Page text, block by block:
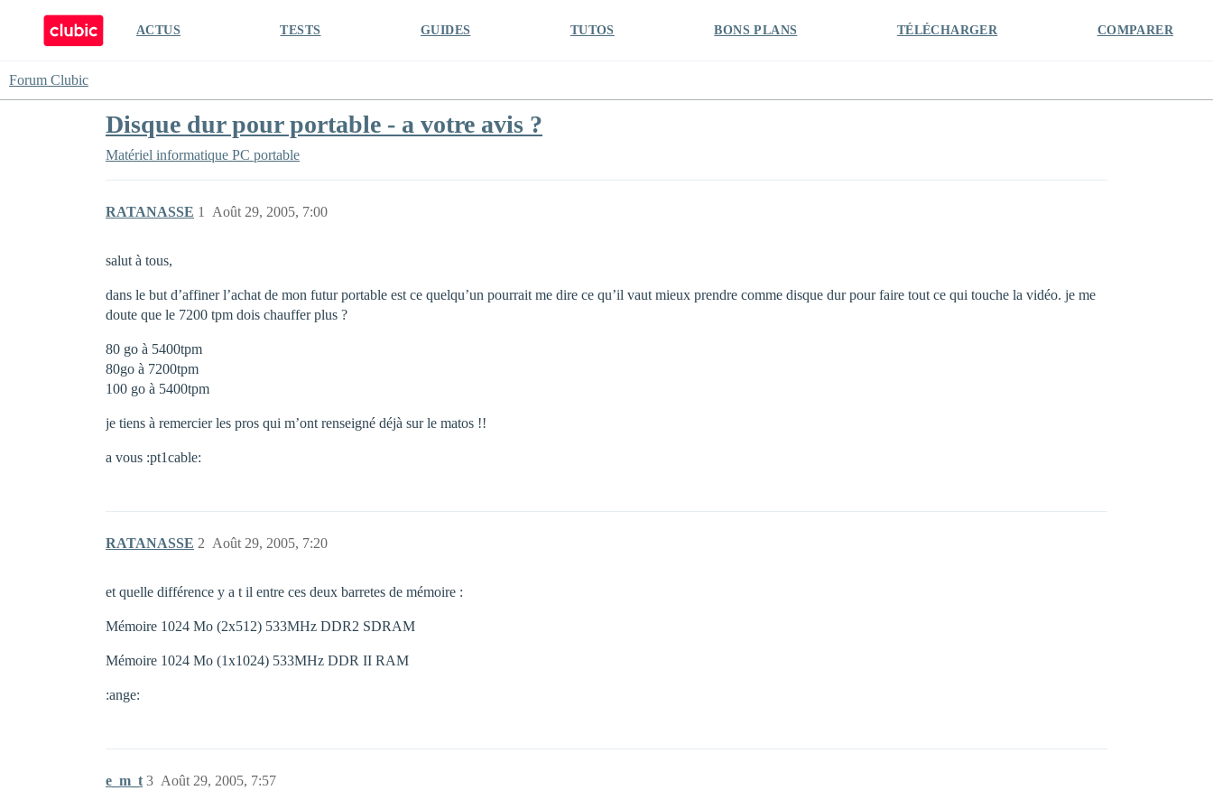
ACTUS TESTS GUIDES TUTOS BONS PLANS TÉLÉCHARGER COMPARER
Forum Clubic
Disque dur pour portable - a votre avis ?
Matériel informatique PC portable
RATANASSE Août 29, 2005, 7:00
1
salut à tous,
dans le but d’affiner l’achat de mon futur portable est ce quelqu’un pourrait me dire ce qu’il vaut mieux prendre comme disque dur pour faire tout ce qui touche la vidéo. je me
doute que le 7200 tpm dois chauffer plus ?
80 go à 5400tpm
80go à 7200tpm
100 go à 5400tpm
je tiens à remercier les pros qui m’ont renseigné déjà sur le matos !!
a vous :pt1cable:
RATANASSE Août 29, 2005, 7:20
2
et quelle différence y a t il entre ces deux barretes de mémoire :
Mémoire 1024 Mo (2x512) 533MHz DDR2 SDRAM
Mémoire 1024 Mo (1x1024) 533MHz DDR II RAM
:ange:
e_m_t Août 29, 2005, 7:57
3